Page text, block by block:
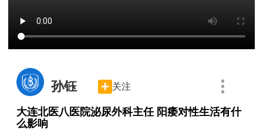
孙钰 关注
大连北医八医院泌尿外科主任 阳痿对性生活有什
么影响